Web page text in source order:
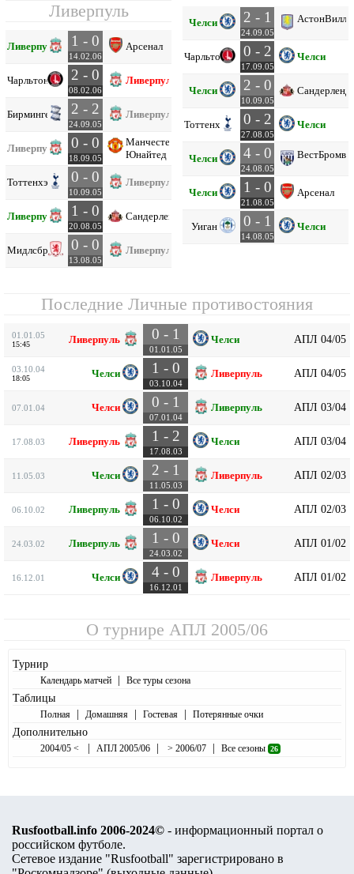
Ливерпуль
Ливерпуль 1 - 0
14.02.06
Арсенал
Чарльтон 2 - 0
08.02.06
Ливерпуль
Бирмингем 2 - 2
24.09.05
Ливерпуль
Ливерпуль 0 - 0
18.09.05
Манчестер
Юнайтед
Тоттенхэм 0 - 0
10.09.05
Ливерпуль
Ливерпуль 1 - 0
20.08.05
Сандерленд
Мидлсбро 0 - 0
13.08.05
Ливерпуль
Челси 2 - 1
24.09.05
АстонВилла
Чарльтон 0 - 2
17.09.05
Челси
Челси 2 - 0
10.09.05
Сандерленд
Тоттенхэм 0 - 2
27.08.05
Челси
Челси 4 - 0
24.08.05
Вест
Челси 1 - 0
21.08.05
Арсенал
Уиган 0 - 1
14.08.05
Челси
Последние Личные противостояния
01.01.05
15:45 Ливерпуль 0 - 1
01.01.05
Челси АПЛ 04/05
03.10.04
18:05 Челси 1 - 0
03.10.04
Ливерпуль АПЛ 04/05
07.01.04 Челси 0 - 1
07.01.04
Ливерпуль АПЛ 03/04
17.08.03 Ливерпуль 1 - 2
17.08.03
Челси АПЛ 03/04
11.05.03 Челси 2 - 1
11.05.03
Ливерпуль АПЛ 02/03
06.10.02 Ливерпуль 1 - 0
06.10.02
Челси АПЛ 02/03
24.03.02 Ливерпуль 1 - 0
24.03.02
Челси АПЛ 01/02
16.12.01 Челси 4 - 0
16.12.01
Ливерпуль АПЛ 01/02
О турнире АПЛ 2005/06
Турнир
Календарь матчей | Все туры сезона
Таблицы
Полная | Домашняя | Гостевая | Потерянные очки
Дополнительно
2004/05 < | АПЛ 2005/06 | > 2006/07 | Все сезоны 26
Rusfootball.info 2006-2024© - информационный портал о
российском футболе.
Сетевое издание "Rusfootball" зарегистрировано в